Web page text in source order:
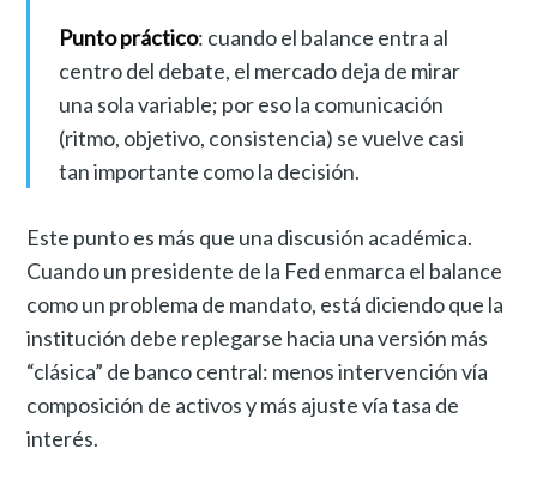
Punto práctico: cuando el balance entra al
centro del debate, el mercado deja de mirar
una sola variable; por eso la comunicación
(ritmo, objetivo, consistencia) se vuelve casi
tan importante como la decisión.
Este punto es más que una discusión académica.
Cuando un presidente de la Fed enmarca el balance
como un problema de mandato, está diciendo que la
institución debe replegarse hacia una versión más
“clásica” de banco central: menos intervención vía
composición de activos y más ajuste vía tasa de
interés.